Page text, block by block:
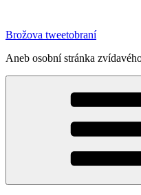
obsahu
Brožova tweetobraní
Aneb osobní stránka